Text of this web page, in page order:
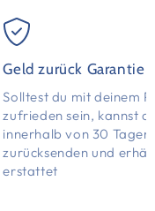
Geld zurück Garantie
Solltest du mit deinem
zufrieden sein, kannst
innerhalb von 30 Tagen
zurücksenden und
erstattet